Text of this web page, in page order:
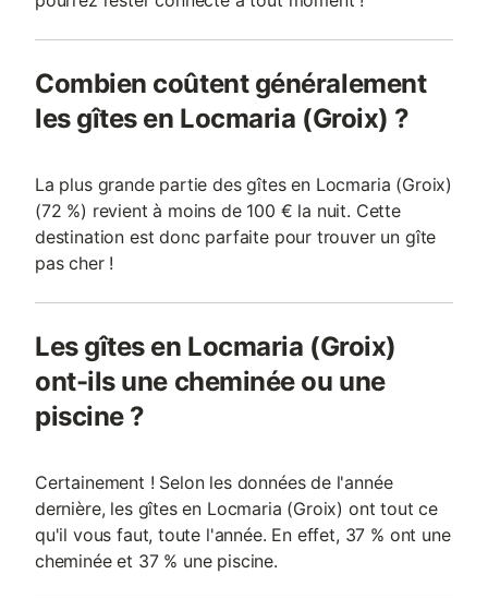
Combien coûtent généralement
les gîtes en Locmaria (Groix) ?
La plus grande partie des gîtes en Locmaria (Groix)
(72 %) revient à moins de 100 € la nuit. Cette
destination est donc parfaite pour trouver un gîte
pas cher !
Les gîtes en Locmaria (Groix)
ont-ils une cheminée ou une
piscine ?
Certainement ! Selon les données de l'année
dernière, les gîtes en Locmaria (Groix) ont tout ce
qu'il vous faut, toute l'année. En effet, 37 % ont une
cheminée et 37 % une piscine.